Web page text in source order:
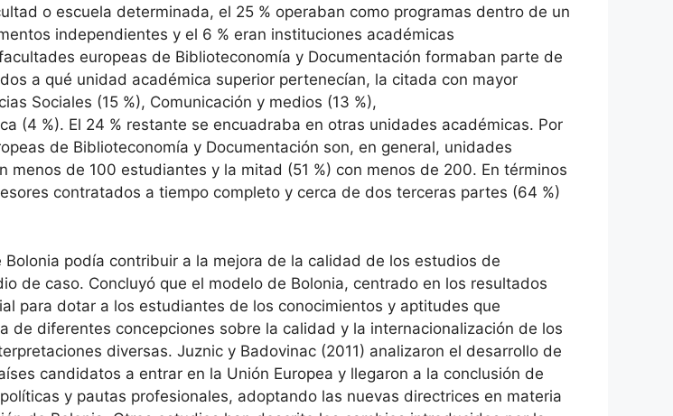
o escuela determinada, el 25 % operaban como programas dentro de un
independientes y el 6 % eran instituciones académicas
europeas de Biblioteconomía y Documentación formaban parte de
a qué unidad académica superior pertenecían, la citada con mayor
Sociales (15 %), Comunicación y medios (13 %),
(4 %). El 24 % restante se encuadraba en otras unidades académicas. Por
de Biblioteconomía y Documentación son, en general, unidades
de 100 estudiantes y la mitad (51 %) con menos de 200. En términos
contratados a tiempo completo y cerca de dos terceras partes (64 %)
podía contribuir a la mejora de la calidad de los estudios de
de caso. Concluyó que el modelo de Bolonia, centrado en los resultados
para dotar a los estudiantes de los conocimientos y aptitudes que
de diferentes concepciones sobre la calidad y la internacionalización de los
diversas. Juznic y Badovinac (2011) analizaron el desarrollo de
candidatos a entrar en la Unión Europea y llegaron a la conclusión de
y pautas profesionales, adoptando las nuevas directrices en materia